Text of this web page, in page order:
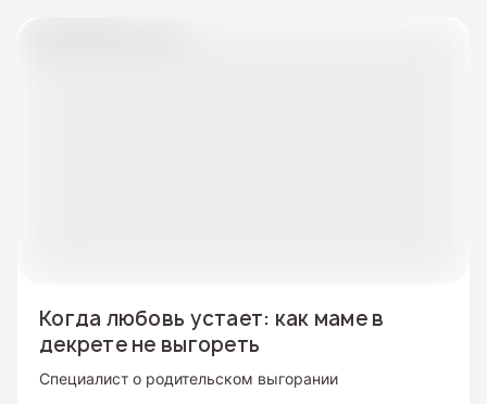
Когда любовь устает: как маме в
декрете не выгореть
Специалист о родительском выгорании